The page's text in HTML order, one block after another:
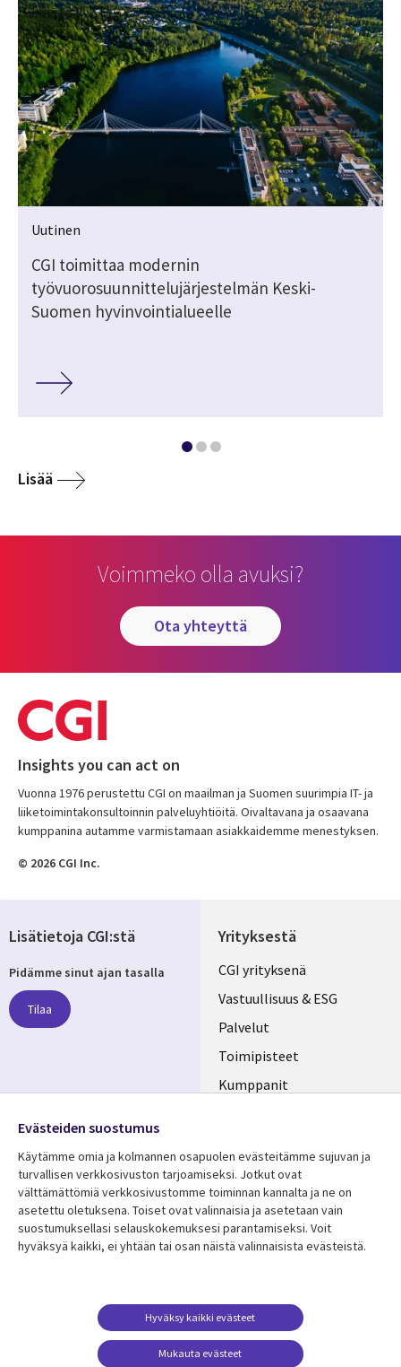
Uutinen
CGI toimittaa modernin
työvuorosuunnittelujärjestelmän Keski-
Suomen hyvinvointialueelle
Lisää
Voimmeko olla avuksi?
ota yhteyttä
Insights you can act on
Vuonna 1976 perustettu CGI on maailman ja Suomen suurimpia IT- ja
liiketoimintakonsultoinnin palveluyhtiöitä. Oivaltavana ja osaavana
kumppanina autamme varmistamaan asiakkaidemme menestyksen.
© 2026 CGI Inc.
Yrityksestä
Useful
links
FINLAND
CGI yrityksenä
Vastuullisuus & ESG
Palvelut
Toimipisteet
Kumppanit
Resurssikeskus
Library
FINLAND
Asiakastarinat
Lisätietoa
Legal
Tietosuoja
Käyttöehdot
Yhteystiedot
Lisätietoja CGI:stä
Pidämme sinut ajan tasalla
Tilaa
Media
FINLAND
Evästeiden suostumus
Käytämme omia ja kolmannen osapuolen evästeitämme sujuvan ja
turvallisen verkkosivuston tarjoamiseksi. Jotkut ovat
välttämättömiä verkkosivustomme toiminnan kannalta ja ne on
asetettu oletuksena. Toiset ovat valinnaisia ​​ja asetetaan vain
suostumuksellasi selauskokemuksesi parantamiseksi. Voit
hyväksyä kaikki, ei yhtään tai osan näistä valinnaisista evästeistä.
Mukauta evästeet
Hyväksy kaikki evästeet